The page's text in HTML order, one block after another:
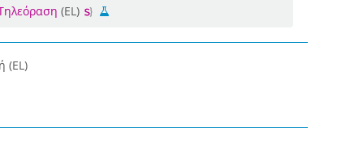
(EL)
(EL)